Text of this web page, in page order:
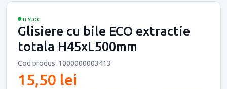
In stoc
Glisiere cu bile ECO extractie
totala H45xL500mm
Cod produs: 1000000003413
15,50 lei